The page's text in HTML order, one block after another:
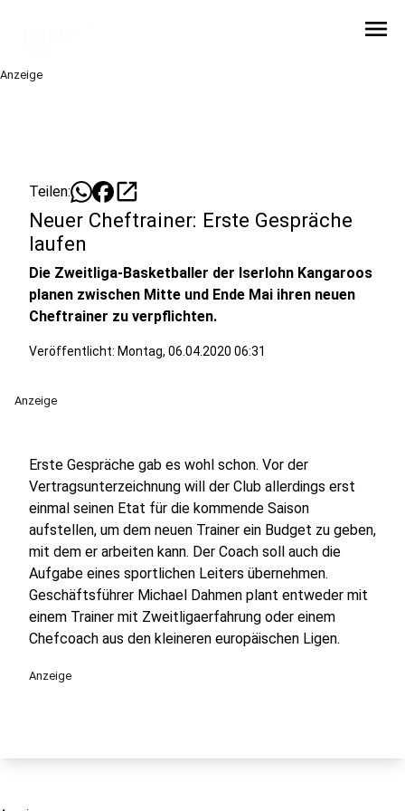
menu
Anzeige
Teilen: open_in_new
Neuer Cheftrainer: Erste Gespräche
laufen
Die Zweitliga-Basketballer der Iserlohn Kangaroos
planen zwischen Mitte und Ende Mai ihren neuen
Cheftrainer zu verpflichten.
Veröffentlicht: Montag, 06.04.2020 06:31
Anzeige
Erste Gespräche gab es wohl schon. Vor der
Vertragsunterzeichnung will der Club allerdings erst
einmal seinen Etat für die kommende Saison
aufstellen, um dem neuen Trainer ein Budget zu geben,
mit dem er arbeiten kann. Der Coach soll auch die
Aufgabe eines sportlichen Leiters übernehmen.
Geschäftsführer Michael Dahmen plant entweder mit
einem Trainer mit Zweitligaerfahrung oder einem
Chefcoach aus den kleineren europäischen Ligen.
Anzeige